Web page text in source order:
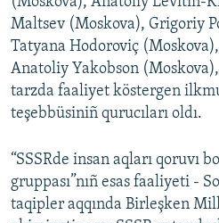
Maltsev (Moskova), Grigoriy
Tatyana Hodoroviç
Anatoliy Yakobson
tarzda faaliyet köstergen
teşebbüsiniñ qurucıları oldı.
“SSSRde insan aqları qoruvı
gruppası”nıñ esas faaliyeti -
taqipler aqqında Birleşken